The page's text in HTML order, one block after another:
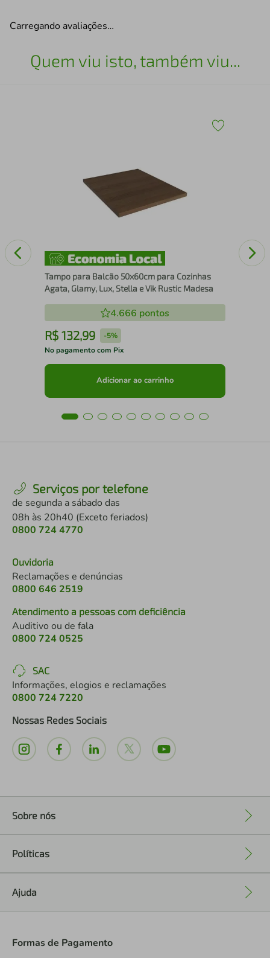
Carregando avaliações…
Quem viu isto, também viu...
Tampo para Balcão 50x60cm para Cozinhas
Agata, Glamy, Lux, Stella e Vik Rustic Madesa
4.666 pontos
R$ 132,99 -5%
No pagamento com Pix
Adicionar ao carrinho
Serviços por telefone
de segunda a sábado das
08h às 20h40 (Exceto feriados)
0800 724 4770
Ouvidoria
Reclamações e denúncias
0800 646 2519
Atendimento a pessoas com deficiência
Auditivo ou de fala
0800 724 0525
SAC
Informações, elogios e reclamações
0800 724 7220
Nossas Redes Sociais
Sobre nós
Políticas
Ajuda
Formas de Pagamento